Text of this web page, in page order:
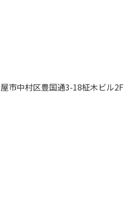
市中村区豊国通3-18柾木ビル2F